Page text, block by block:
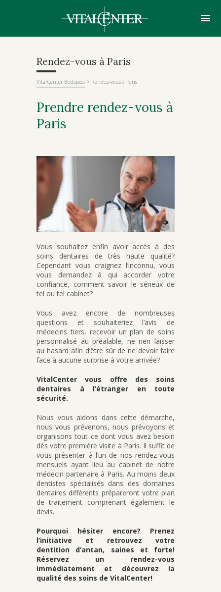
Rendez-vous à Paris
VitalCenter Budapest > Rendez-vous à Paris
Prendre rendez-vous à
Paris
Vous souhaitez enfin avoir accès à des
soins dentaires de très haute qualité?
Cependant vous craignez l’inconnu, vous
vous demandez à qui accorder votre
confiance, comment savoir le sérieux de
tel ou tel cabinet?
Vous avez encore de nombreuses
questions et souhaiteriez l’avis de
médecins tiers, recevoir un plan de soins
personnalisé au préalable, ne rien laisser
au hasard afin d’être sûr de ne devoir faire
face à aucune surprise à votre arrivée?
VitalCenter vous offre des soins
dentaires à l’étranger en toute
sécurité.
Nous vous aidons dans cette démarche,
nous vous prévenons, nous prévoyons et
organisons tout ce dont vous avez besoin
dès votre première visite à Paris. Il suffit de
vous présenter à l’un de nos rendez-vous
mensuels ayant lieu au cabinet de notre
médecin partenaire à Paris. Au moins deux
dentistes spécialisés dans des domaines
dentaires différents prépareront votre plan
de traitement comprenant également le
devis.
Pourquoi hésiter encore? Prenez
l’initiative et retrouvez votre
dentition d’antan, saines et forte!
Réservez un rendez-vous
immédiatement et découvrez la
qualité des soins de VitalCenter!